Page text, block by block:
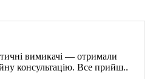
вимикачі — отримали
консультацію. Все прийш..